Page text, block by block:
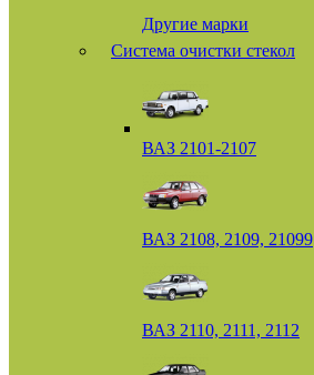
Другие марки
Система очистки стекол
ВАЗ 2101-2107
ВАЗ 2108, 2109, 21099
ВАЗ 2110, 2111, 2112